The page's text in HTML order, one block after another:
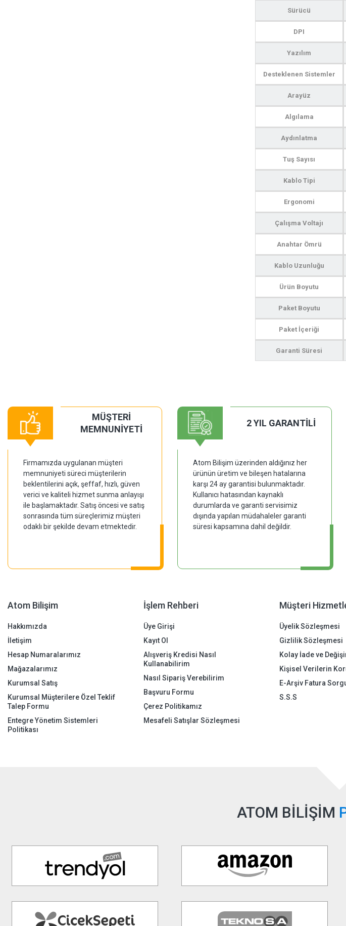
Sürücü
DPI
Yazılım
Desteklenen Sistemler
Arayüz
Algılama
Aydınlatma
Tuş Sayısı
Kablo Tipi
Ergonomi
Çalışma Voltajı
Anahtar Ömrü
Kablo Uzunluğu
Ürün Boyutu
Paket Boyutu
Paket İçeriği
Garanti Süresi
MÜŞTERİ
MEMNUNİYETİ
Firmamızda uygulanan müşteri
memnuniyeti süreci müşterilerin
beklentilerini açık, şeffaf, hızlı, güven
verici ve kaliteli hizmet sunma anlayışı
ile başlamaktadır. Satış öncesi ve satış
sonrasında tüm süreçlerimiz müşteri
odaklı bir şekilde devam etmektedir.
2 YIL GARANTİLİ
Atom Bilişim üzerinden aldığınız her
ürünün üretim ve bileşen hatalarına
karşı 24 ay garantisi bulunmaktadır.
Kullanıcı hatasından kaynaklı
durumlarda ve garanti servisimiz
dışında yapılan müdahaleler garanti
süresi kapsamına dahil değildir.
Atom Bilişim
Hakkımızda
İletişim
Hesap Numaralarımız
Mağazalarımız
Kurumsal Satış
Kurumsal Müşterilere Özel Teklif
Talep Formu
Entegre Yönetim Sistemleri
Politikası
İşlem Rehberi
Üye Girişi
Kayıt Ol
Alışveriş Kredisi Nasıl
Kullanabilirim
Nasıl Sipariş Verebilirim
Başvuru Formu
Çerez Politikamız
Mesafeli Satışlar Sözleşmesi
Müşteri
Üyelik Sözleşmesi
Gizlilik Sözleşmesi
Kolay İade ve
Kişisel Verilerin
E-Arşiv Fatura
S.S.S
ATOM BİLİŞİM